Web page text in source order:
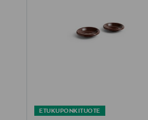
ETUKUPONKITUOTE